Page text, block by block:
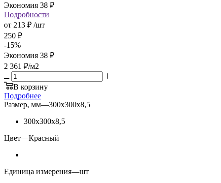
Экономия 38 ₽
Подробности
от 213 ₽ /шт
250 ₽
-15%
Экономия 38 ₽
2 361 ₽/м2
В корзину
Подробнее
Размер, мм—300х300х8,5
300х300х8,5
Цвет—Красный
Единица измерения—шт